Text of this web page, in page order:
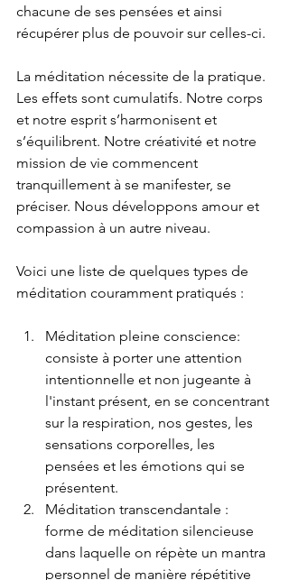
chacune de ses pensées et ainsi
récupérer plus de pouvoir sur celles-ci.
La méditation nécessite de la pratique.
Les effets sont cumulatifs. Notre corps
et notre esprit s’harmonisent et
s’équilibrent. Notre créativité et notre
mission de vie commencent
tranquillement à se manifester, se
préciser. Nous développons amour et
compassion à un autre niveau.
Voici une liste de quelques types de
méditation couramment pratiqués :
Méditation pleine conscience:
consiste à porter une attention
intentionnelle et non jugeante à
l'instant présent, en se concentrant
sur la respiration, nos gestes, les
sensations corporelles, les
pensées et les émotions qui se
présentent.
Méditation transcendantale :
forme de méditation silencieuse
dans laquelle on répète un mantra
personnel de manière répétitive